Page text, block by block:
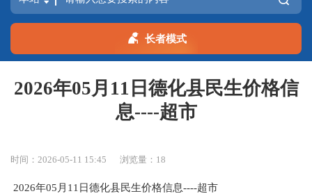
长者模式
2026年05月11日德化县民生价格信
息----超市
时间：2026-05-11 15:45 浏览量： 18
2026年05月11日德化县民生价格信息----超市